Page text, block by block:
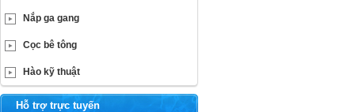
Nắp ga gang
Cọc bê tông
Hào kỹ thuật
Hỗ trợ trực tuyến